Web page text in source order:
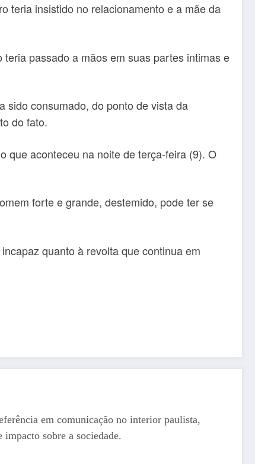
teria insistido no relacionamento e a mãe da
passado a mãos em suas partes intimas e
sido consumado, do ponto de vista da
do fato.
que aconteceu na noite de terça-feira (9). O
forte e grande, destemido, pode ter se
quanto à revolta que continua em
em comunicação no interior paulista,
sobre a sociedade.